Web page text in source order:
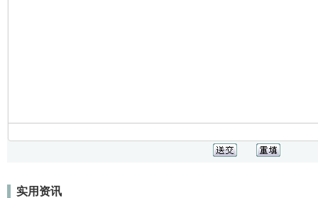
实用资讯